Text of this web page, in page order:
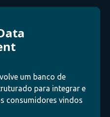
um banco de
para integrar e
consumidores vindos